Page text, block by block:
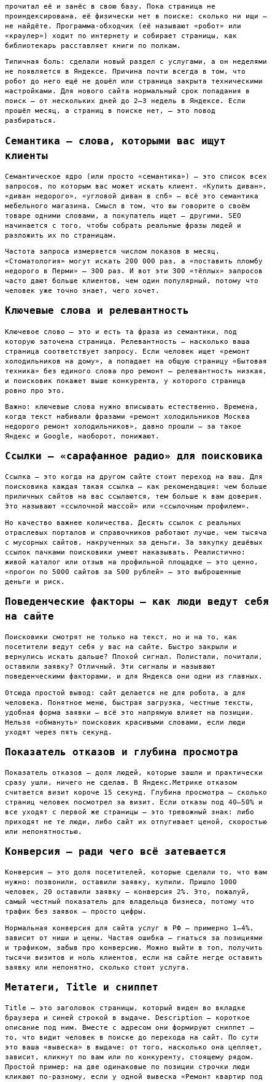
прочитал её и занёс в свою базу. Пока страница не
проиндексирована, её физически нет в поиске: сколько ни ищи —
не найдёте. Программа-обходчик (её называют «робот» или
«краулер») ходит по интернету и собирает страницы, как
библиотекарь расставляет книги по полкам.
Типичная боль: сделали новый раздел с услугами, а он неделями
не появляется в Яндексе. Причина почти всегда в том, что
робот до него ещё не дошёл или страница закрыта техническими
настройками. Для нового сайта нормальный срок попадания в
поиск — от нескольких дней до 2–3 недель в Яндексе. Если
прошёл месяц, а страниц в поиске нет, — это повод
разбираться.
Семантика — слова, которыми вас ищут
клиенты
Семантическое ядро (или просто «семантика») — это список всех
запросов, по которым вас может искать клиент. «Купить диван»,
«диван недорого», «угловой диван в спб» — всё это семантика
мебельного магазина. Смысл в том, что вы говорите о своём
товаре одними словами, а покупатель ищет — другими. SEO
начинается с того, чтобы собрать реальные фразы людей и
разложить их по страницам.
Частота запроса измеряется числом показов в месяц.
«Стоматология» могут искать 200 000 раз, а «поставить пломбу
недорого в Перми» — 300 раз. И вот эти 300 «тёплых» запросов
часто дают больше клиентов, чем один популярный, потому что
человек уже точно знает, чего хочет.
Ключевые слова и релевантность
Ключевое слово — это и есть та фраза из семантики, под
которую заточена страница. Релевантность — насколько ваша
страница соответствует запросу. Если человек ищет «ремонт
холодильников на дому», а попадает на общую страницу «Бытовая
техника» без единого слова про ремонт — релевантность низкая,
и поисковик покажет выше конкурента, у которого страница
ровно про это.
Важно: ключевые слова нужно вписывать естественно. Времена,
когда текст набивали фразами «ремонт холодильников Москва
недорого ремонт холодильников», давно прошли — за такое
Яндекс и Google, наоборот, понижают.
Ссылки — «сарафанное радио» для поисковика
Ссылка — это когда на другом сайте стоит переход на ваш. Для
поисковика каждая такая ссылка — как рекомендация: чем больше
приличных сайтов на вас ссылаются, тем больше к вам доверия.
Это называют «ссылочной массой» или «ссылочным профилем».
Но качество важнее количества. Десять ссылок с реальных
отраслевых порталов и справочников работают лучше, чем тысяча
с мусорных сайтов, накрученных за деньги. За закупку дешёвых
ссылок пачками поисковики умеют наказывать. Реалистично:
живой каталог или отзыв на профильной площадке — это ценно,
«прогон по 5000 сайтов за 500 рублей» — это выброшенные
деньги и риск.
Поведенческие факторы — как люди ведут себя
на сайте
Поисковики смотрят не только на текст, но и на то, как
посетители ведут себя у вас на сайте. Быстро закрыли и
вернулись искать дальше? Плохой сигнал. Полистали, почитали,
оставили заявку? Отличный. Эти сигналы и называют
поведенческими факторами, и для Яндекса они одни из главных.
Отсюда простой вывод: сайт делается не для робота, а для
человека. Понятное меню, быстрая загрузка, честные тексты,
удобная форма заявки — всё это напрямую влияет на позиции.
Нельзя «обмануть» поисковик красивыми словами, если люди
уходят через пять секунд.
Показатель отказов и глубина просмотра
Показатель отказов — доля людей, которые зашли и практически
сразу ушли, ничего не сделав. В Яндекс.Метрике отказом
считается визит короче 15 секунд. Глубина просмотра — сколько
страниц человек посмотрел за визит. Если отказы под 40–50% и
все уходят с первой же страницы — это тревожный знак: либо
приходят не те люди, либо сайт их отпугивает ценой, скоростью
или непонятностью.
Конверсия — ради чего всё затевается
Конверсия — это доля посетителей, которые сделали то, что вам
нужно: позвонили, оставили заявку, купили. Пришло 1000
человек, 20 оставили заявку — конверсия 2%. Это, пожалуй,
самый честный показатель для владельца бизнеса, потому что
трафик без заявок — просто цифры.
Нормальная конверсия для сайта услуг в РФ — примерно 1–4%,
зависит от ниши и цены. Частая ошибка — гнаться за позициями
и трафиком, забыв про конверсию. Можно выйти в топ, получить
тысячи визитов и ноль клиентов, если на сайте негде оставить
заявку или непонятно, сколько стоит услуга.
Метатеги, Title и сниппет
Title — это заголовок страницы, который виден во вкладке
браузера и синей строкой в выдаче. Description — короткое
описание под ним. Вместе с адресом они формируют сниппет —
то, что видит человек в поиске до перехода на сайт. По сути
это ваша «вывеска» в выдаче: от того, насколько она цепляет,
зависит, кликнут по вам или по конкуренту, стоящему рядом.
Простой пример: на две одинаковые по позиции строчки люди
кликают по-разному, если у одной вывеска «Ремонт квартир под